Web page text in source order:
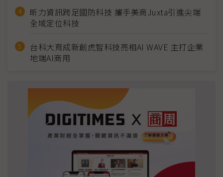
昕力資訊跨足國防科技 攜手美商Juxta引進尖端
全域定位科技
台科大育成新創虎智科技亮相AI WAVE 主打企業
地端AI商用